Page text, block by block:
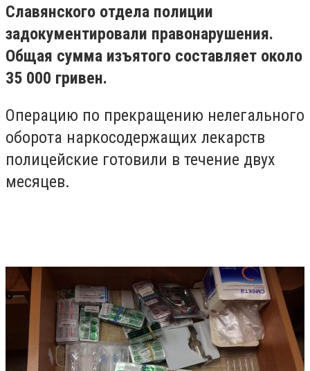
Славянского отдела полиции
задокументировали правонарушения.
Общая сумма изъятого составляет около
35 000 гривен.
Операцию по прекращению нелегального
оборота наркосодержащих лекарств
полицейские готовили в течение двух
месяцев.